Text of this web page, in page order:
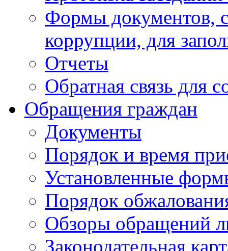
Формы документов,
коррупции, для
Отчеты
Обратная связь для
Обращения граждан
Документы
Порядок и время
Установленные
Порядок
Обзоры обращений
Законодательная